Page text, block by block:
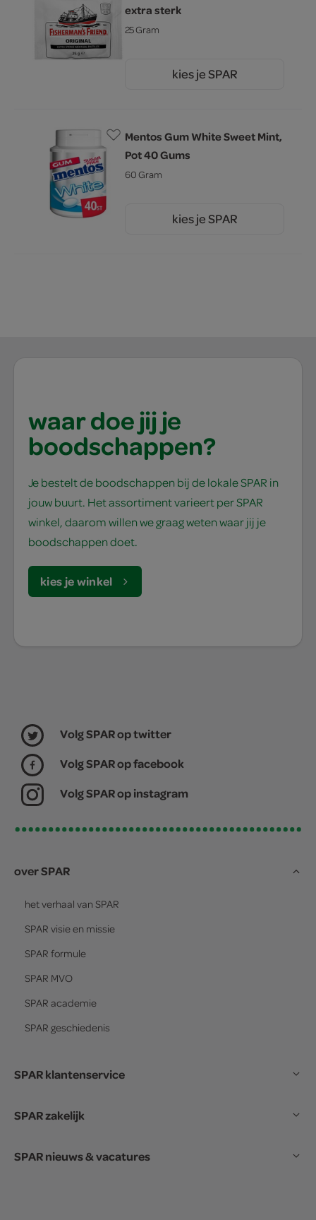
extra sterk
25 Gram
kies je SPAR
Mentos Gum White Sweet Mint,
Pot 40 Gums
60 Gram
kies je SPAR
waar doe jij je
boodschappen?
Je bestelt de boodschappen bij de lokale SPAR in
jouw buurt. Het assortiment varieert per SPAR
winkel, daarom willen we graag weten waar jij je
boodschappen doet.
kies je winkel
Volg SPAR op twitter
Volg SPAR op facebook
Volg SPAR op instagram
over SPAR
het verhaal van SPAR
SPAR visie en missie
SPAR formule
SPAR MVO
SPAR academie
SPAR geschiedenis
SPAR klantenservice
SPAR zakelijk
SPAR nieuws & vacatures